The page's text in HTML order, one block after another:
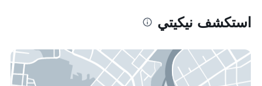
استكشف نيكيتي